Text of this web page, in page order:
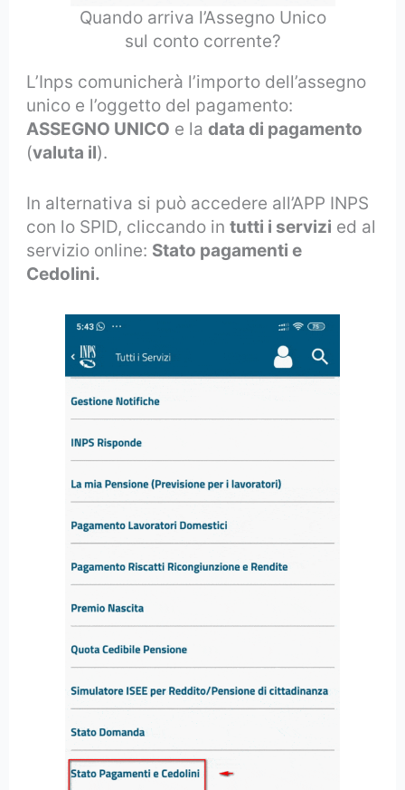
Quando arriva l’Assegno Unico
sul conto corrente?
L’Inps comunicherà l’importo dell’assegno
unico e l’oggetto del pagamento:
ASSEGNO UNICO e ladata di pagamento
(valuta il).
In alternativa si può accedere all’APP INPS
con lo SPID, cliccando intutti i servizi ed al
servizio online: Stato pagamenti e
Cedolini.